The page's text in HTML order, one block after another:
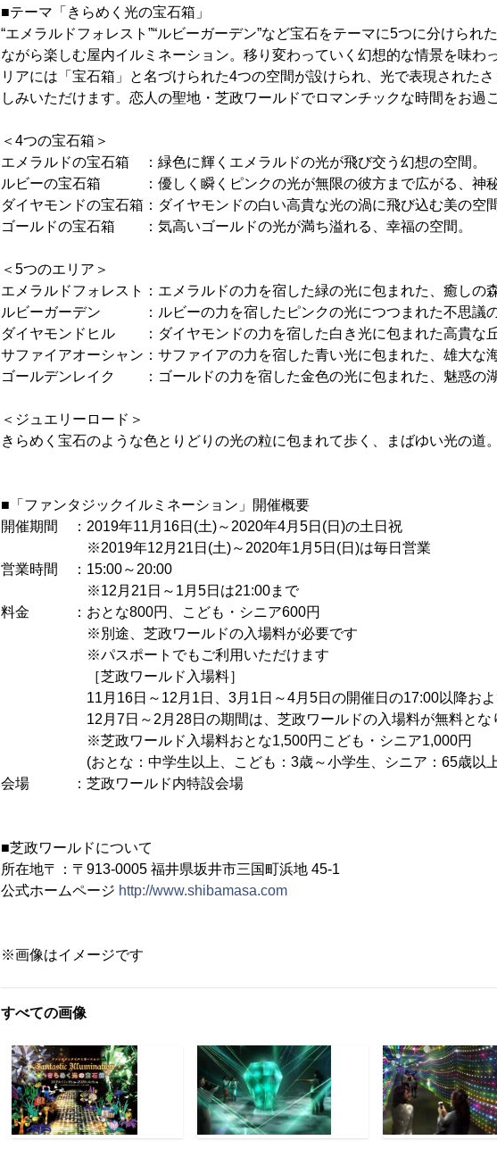
■テーマ「きらめく光の宝石箱」
“エメラルドフォレスト”“ルビーガーデン”など宝石をテーマに5つに分けられ
ながら楽しむ屋内イルミネーション。移り変わっていく幻想的な情景を味わ
リアには「宝石箱」と名づけられた4つの空間が設けられ、光で表現された
しみいただけます。恋人の聖地・芝政ワールドでロマンチックな時間をお過
＜4つの宝石箱＞
エメラルドの宝石箱 ：緑色に輝くエメラルドの光が飛び交う幻想の空間。
ルビーの宝石箱 ：優しく瞬くピンクの光が無限の彼方まで広がる、神秘
ダイヤモンドの宝石箱：ダイヤモンドの白い高貴な光の渦に飛び込む美の空間
ゴールドの宝石箱 ：気高いゴールドの光が満ち溢れる、幸福の空間。
＜5つのエリア＞
エメラルドフォレスト：エメラルドの力を宿した緑の光に包まれた、癒しの森
ルビーガーデン ：ルビーの力を宿したピンクの光につつまれた不思議の
ダイヤモンドヒル ：ダイヤモンドの力を宿した白き光に包まれた高貴な丘
サファイアオーシャン：サファイアの力を宿した青い光に包まれた、雄大な海
ゴールデンレイク ：ゴールドの力を宿した金色の光に包まれた、魅惑の湖
＜ジュエリーロード＞
きらめく宝石のような色とりどりの光の粒に包まれて歩く、まばゆい光の道。
■「ファンタジックイルミネーション」開催概要
開催期間 ：2019年11月16日(土)～2020年4月5日(日)の土日祝
※2019年12月21日(土)～2020年1月5日(日)は毎日営業
営業時間 ：15:00～20:00
※12月21日～1月5日は21:00まで
料金 ：おとな800円、こども・シニア600円
※別途、芝政ワールドの入場料が必要です
※パスポートでもご利用いただけます
［芝政ワールド入場料］
11月16日～12月1日、3月1日～4月5日の開催日の17:00以降およ
12月7日～2月28日の期間は、芝政ワールドの入場料が無料となり
※芝政ワールド入場料おとな1,500円こども・シニア1,000円
(おとな：中学生以上、こども：3歳～小学生、シニア：65歳以
会場 ：芝政ワールド内特設会場
■芝政ワールドについて
所在地〒：〒913-0005 福井県坂井市三国町浜地 45-1
公式ホームページ http://www.shibamasa.com
※画像はイメージです
すべての画像